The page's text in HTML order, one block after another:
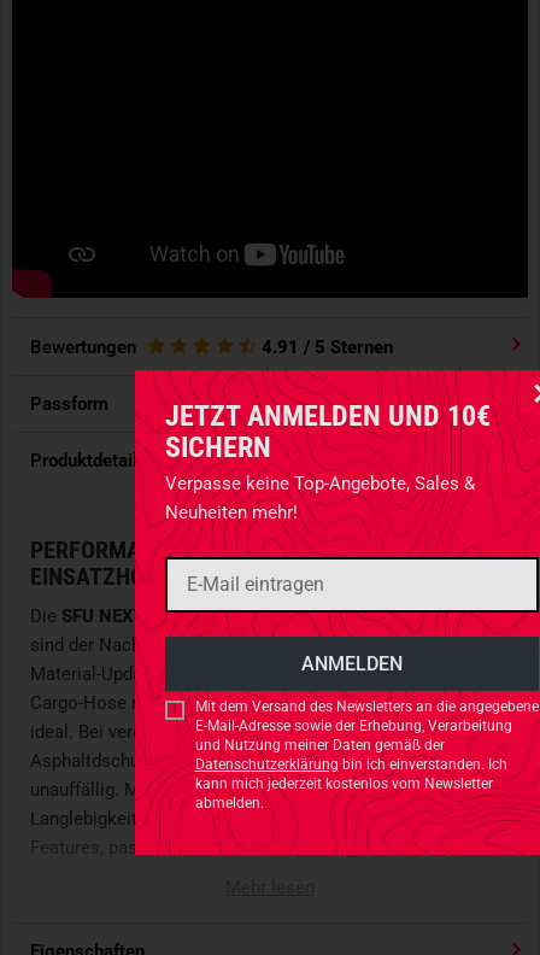
JETZT ANMELDEN UND 10€
SICHERN
Verpasse keine Top-Angebote, Sales &
Neuheiten mehr!
Mit dem Versand des Newsletters an die angegebene
E-Mail-Adresse sowie der Erhebung, Verarbeitung
und Nutzung meiner Daten gemäß der
Datenschutzerklärungbin ich einverstanden. Ich
kann mich jederzeit kostenlos vom Newsletter
abmelden.
Bewertungen 4.91 / 5 Sternen
Passform
Produktdetails
PERFORMANCE-UPDATE FÜR DIE SMARTE
EINSATZHOSE
Die SFU NEXT MK2 Pants aus Polycotton Stretch Ripstop
sind der Nachfolger der SFU Pants. Mit einem durchdachten
Material-Update und dem smarten, diskreten Design ist die
Cargo-Hose nicht nur für die Tage auf dem Schießstand
ideal. Bei verdeckten Operationen oder Einsätzen im
Asphaltdschungel sind sie ebenso funktional wie auch
unauffällig. Mit einer besonderen Mobilität und
Langlebigkeit überzeugt die Hose in ihren taktischen
Features, passt vor allem aber auch so gut wie ein Jeans.